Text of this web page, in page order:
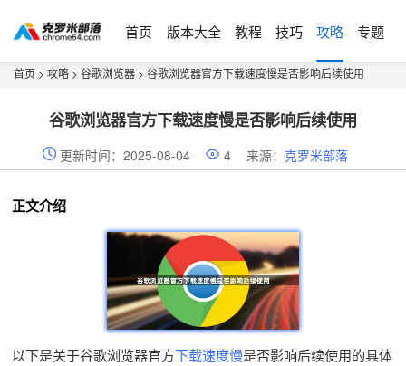
首页 版本大全 教程 技巧 攻略 专题
首页 > 攻略 > 谷歌浏览器 > 谷歌浏览器官方下载速度慢是否影响后续使用
谷歌浏览器官方下载速度慢是否影响后续使用
更新时间：2025-08-04 4 来源： 克罗米部落
正文介绍
以下是关于谷歌浏览器官方下载速度慢是否影响后续使用的具体